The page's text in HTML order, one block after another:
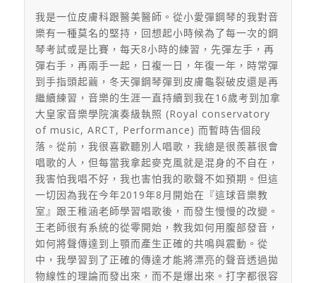
我是一位皮膚科跟醫美醫師。從小愛彈鋼琴的我對音
樂有一種莫名的堅持，回想起小時候為了每一次的鋼
琴考試或是比賽，每天8小時的練習，先彈左手，再
彈右手，再兩手一起，日複一日，年復一年，時常彈
到手指頭起繭，冬天彈鋼琴彈到皮膚龜裂破皮還是再
繼續練習，音樂的生涯一直持續到我在16歲考到加拿
大皇家音樂學院演奏級執照 (Royal conservatory
of music, ARCT, Performance) 而暫時告個段
落。從前，我很喜歡聽別人唱歌，我總是很羨慕很會
唱歌的人，但每當我拿起麥克風就是混身的不自在，
我害怕我唱不好，我也害怕我的歌聲不如預期。但這
一切因為我在今年2019年8月開始在『這球音樂教
室』跟王稚涵老師學習唱歌後，而發生慢慢的改變。
王老師很有系統的從零開始，教我如何用腹部發音，
如何將聲傳達到上顎而產生正確的共鳴與震動。從
中，我學習到了正確的傳達才能將漂亮的聲音透過拋
物線性的理論而發出來，而不是爆出來。打字都很容